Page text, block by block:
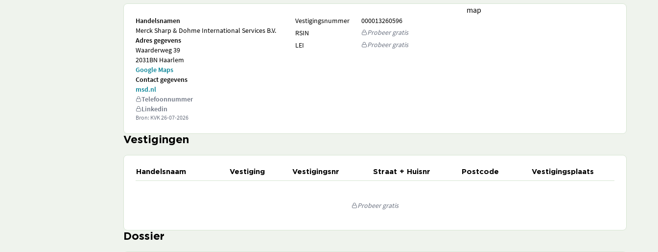
Handelsnamen
Merck Sharp & Dohme International Services B.V.
Adres gegevens
Waarderweg 39
2031BN Haarlem
Google Maps
Contact gegevens
msd.nl
Telefoonnummer
Linkedin
Bron: KVK26-07-2026
Vestigingsnummer
000013260596
RSIN
Probeer gratis
LEI
Probeer gratis
map
Vestigingen
Handelsnaam Vestiging Vestigingsnr Straat + Huisnr Postcode Vestigingsplaats
Probeer gratis
Dossier